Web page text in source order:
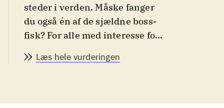
steder i verden. Måske fanger
du også én af de sjældne boss-
fisk? For alle med interesse for
Spillet er en Collector´s
Beasts equipment pack" og
Læs hele vurderingen